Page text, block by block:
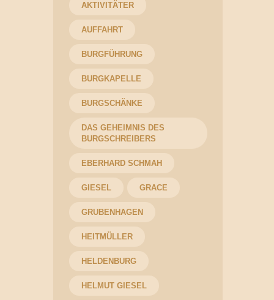
AKTIVITÄTER
AUFFAHRT
BURGFÜHRUNG
BURGKAPELLE
BURGSCHÄNKE
DAS GEHEIMNIS DES
BURGSCHREIBERS
EBERHARD SCHMAH
GIESEL GRACE
GRUBENHAGEN
HEITMÜLLER
HELDENBURG
HELMUT GIESEL